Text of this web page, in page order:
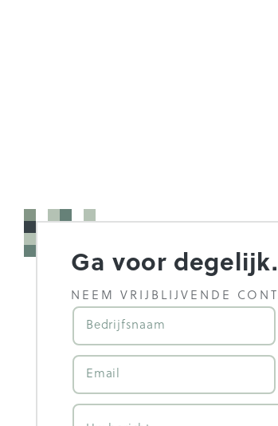
Ga voor
NEEM VRIJBLIJVENDE